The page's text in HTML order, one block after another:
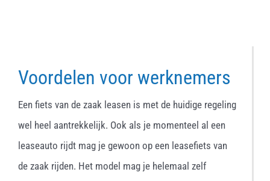
Voordelen voor werknemers
Een fiets van de zaak leasen is met de huidige regeling
wel heel aantrekkelijk. Ook als je momenteel al een
leaseauto rijdt mag je gewoon op een leasefiets van
de zaak rijden. Het model mag je helemaal zelf